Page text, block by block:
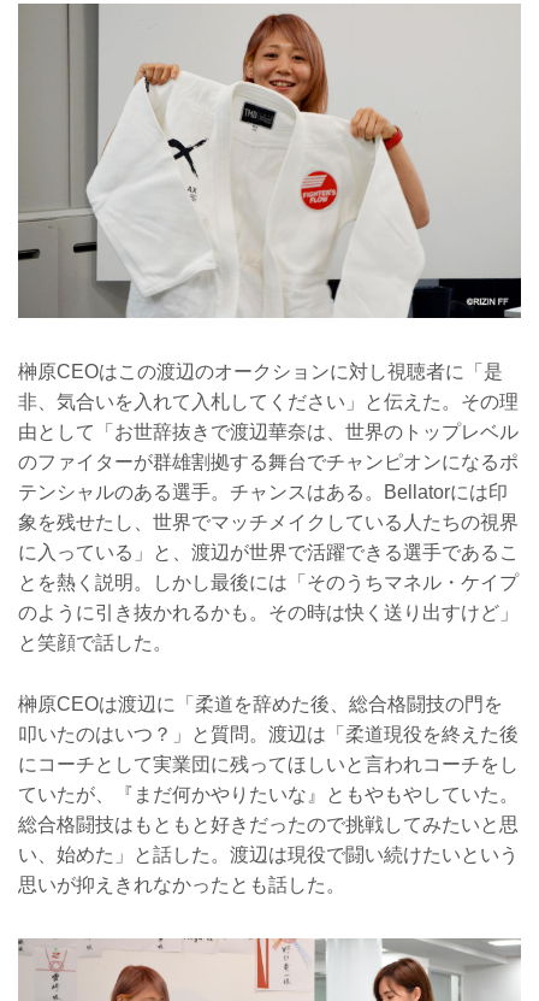
「RIZINオークション」。「榊原社長に呼
び出されました」にゲスト出演したRIZIN
ファイターが持参した私物をオークショ
ンに出品。落札金額は全額、出品した選
手へ渡される。
榊原CEOはこの渡辺のオークションに対し視聴者に「是
非、気合いを入れて入札してください」と伝えた。その理
由として「お世辞抜きで渡辺華奈は、世界のトップレベル
のファイターが群雄割拠する舞台でチャンピオンになるポ
テンシャルのある選手。チャンスはある。Bellatorには印
象を残せたし、世界でマッチメイクしている人たちの視界
に入っている」と、渡辺が世界で活躍できる選手であるこ
とを熱く説明。しかし最後には「そのうちマネル・ケイプ
のように引き抜かれるかも。その時は快く送り出すけど」
と笑顔で話した。
榊原CEOは渡辺に「柔道を辞めた後、総合格闘技の門を
叩いたのはいつ？」と質問。渡辺は「柔道現役を終えた後
にコーチとして実業団に残ってほしいと言われコーチをし
ていたが、『まだ何かやりたいな』ともやもやしていた。
総合格闘技はもともと好きだったので挑戦してみたいと思
い、始めた」と話した。渡辺は現役で闘い続けたいという
思いが抑えきれなかったとも話した。